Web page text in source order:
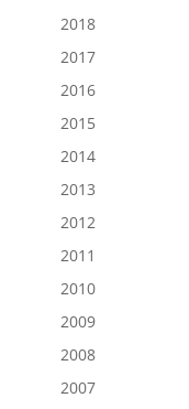
2018
2017
2016
2015
2014
2013
2012
2011
2010
2009
2008
2007